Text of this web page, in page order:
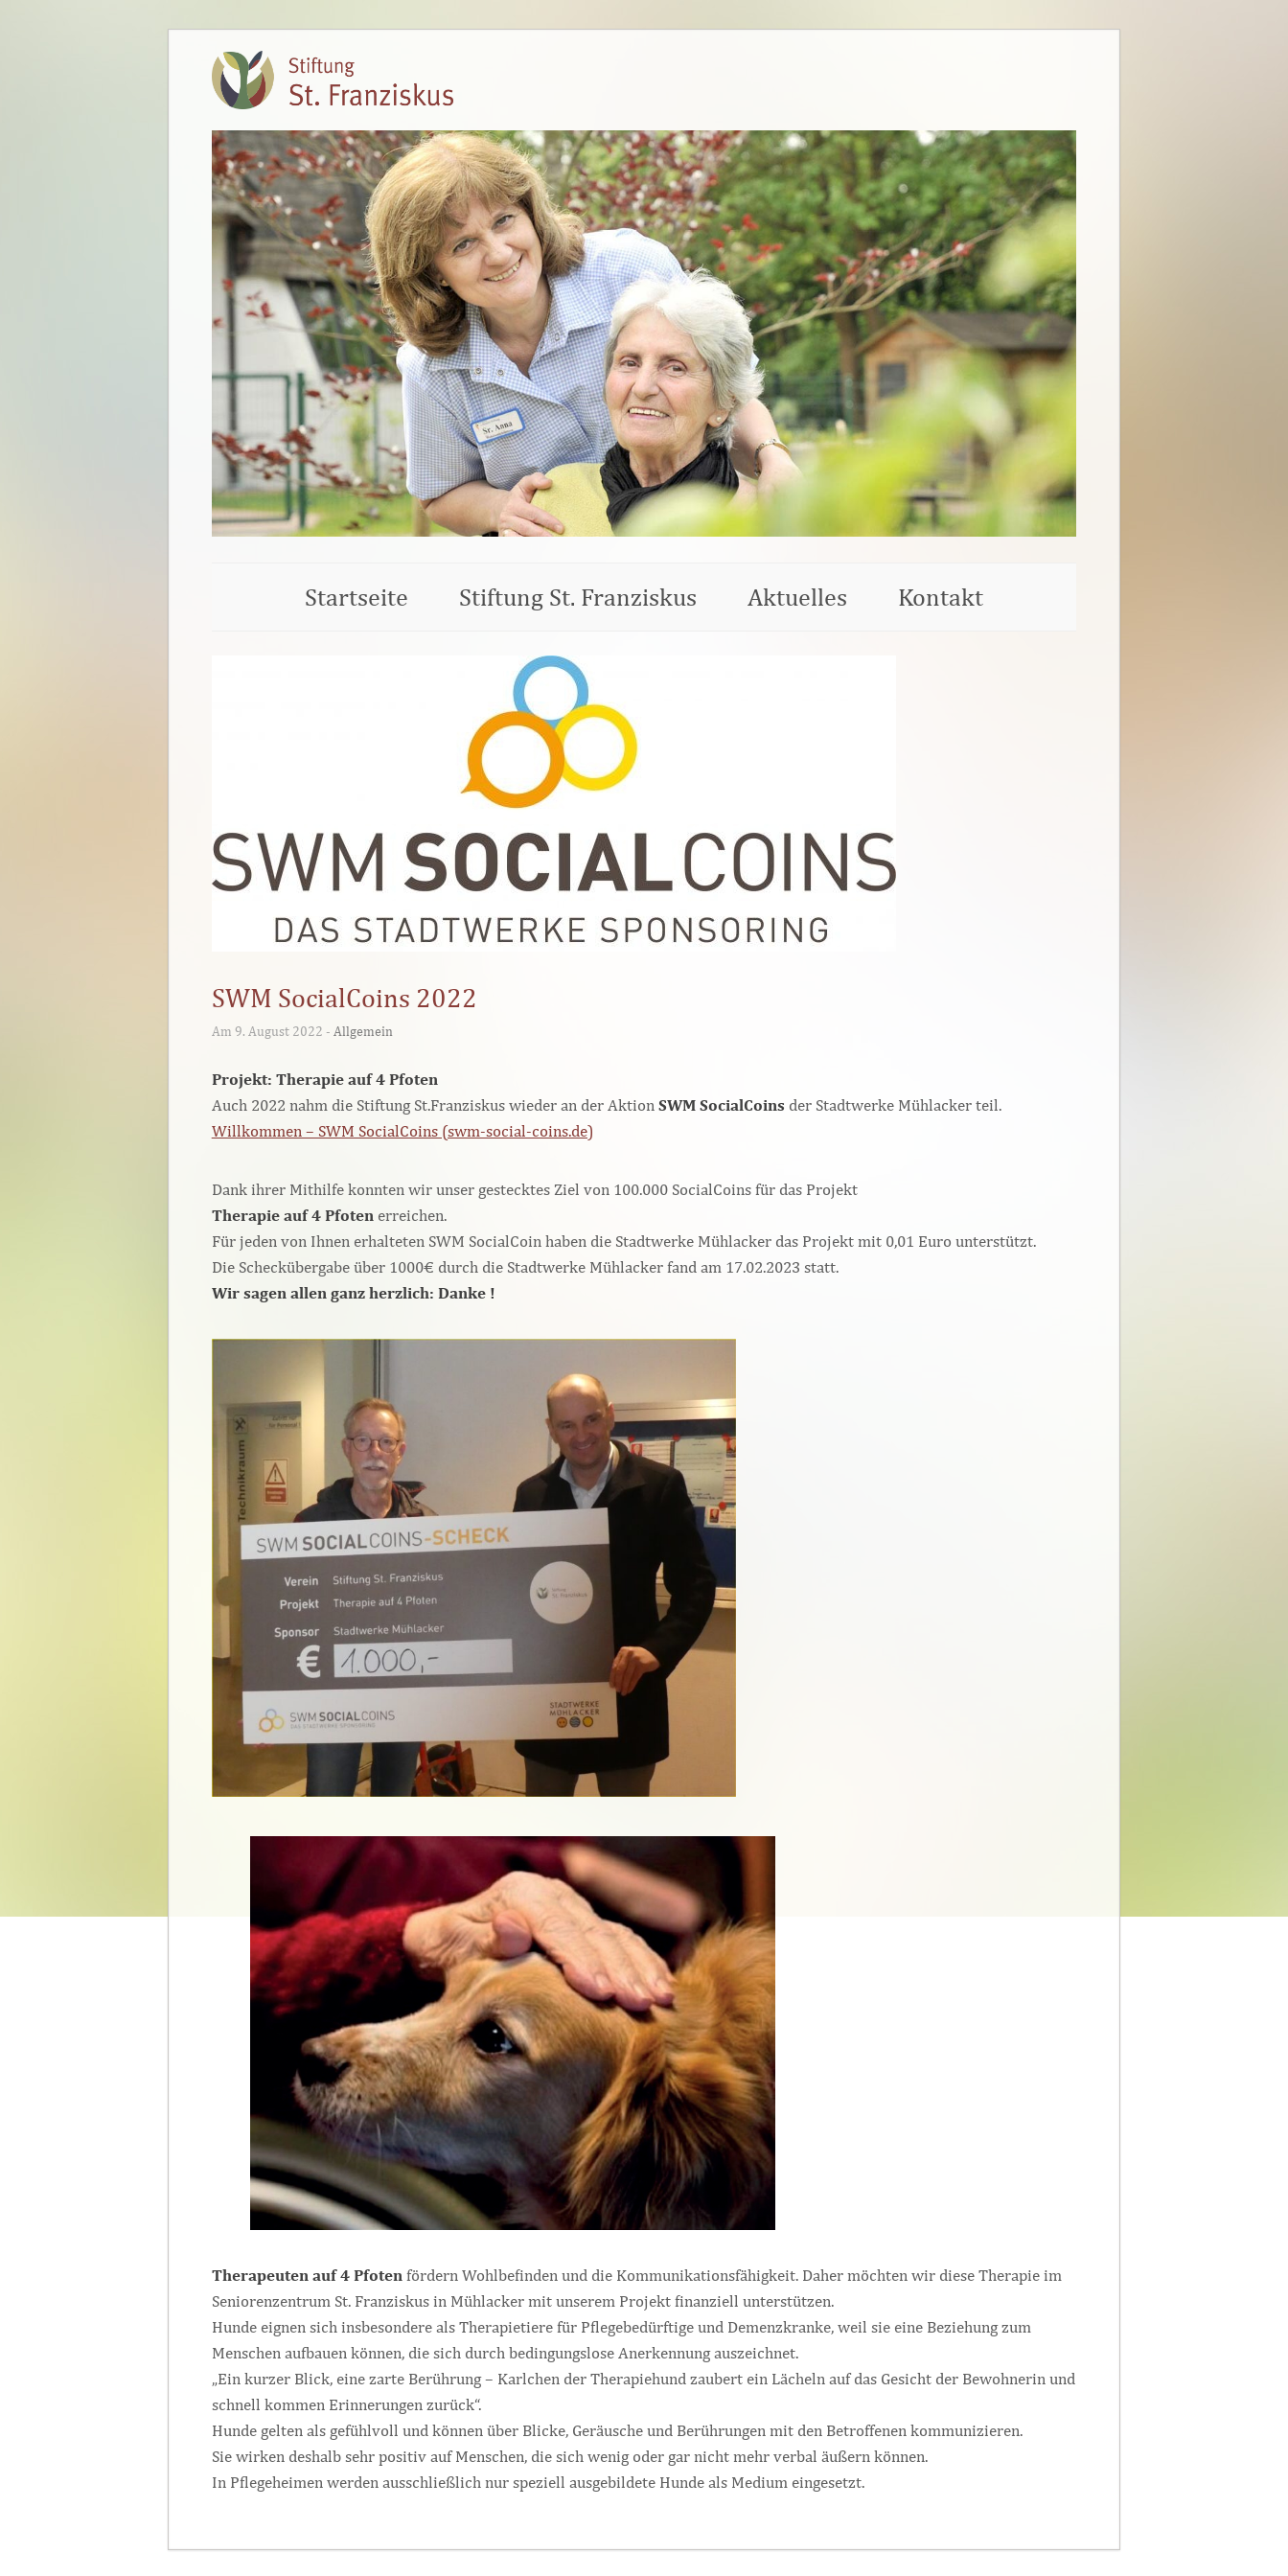
Startseite Stiftung St. Franziskus Aktuelles Kontakt
SWM SocialCoins 2022
Am 9. August 2022 - Allgemein
Projekt: Therapie auf 4 Pfoten
Auch 2022 nahm die Stiftung St.Franziskus wieder an der Aktion SWM SocialCoins der Stadtwerke Mühlacker teil.
Willkommen – SWM SocialCoins (swm-social-coins.de)
Dank ihrer Mithilfe konnten wir unser gestecktes Ziel von 100.000 SocialCoins für das Projekt
Therapie auf 4 Pfoten erreichen.
Für jeden von Ihnen erhalteten SWM SocialCoin haben die Stadtwerke Mühlacker das Projekt mit 0,01 Euro unterstützt.
Die Scheckübergabe über 1000€ durch die Stadtwerke Mühlacker fand am 17.02.2023 statt.
Wir sagen allen ganz herzlich: Danke !
Therapeuten auf 4 Pfoten fördern Wohlbefinden und die Kommunikationsfähigkeit. Daher möchten wir diese Therapie im
Seniorenzentrum St. Franziskus in Mühlacker mit unserem Projekt finanziell unterstützen.
Hunde eignen sich insbesondere als Therapietiere für Pflegebedürftige und Demenzkranke, weil sie eine Beziehung zum
Menschen aufbauen können, die sich durch bedingungslose Anerkennung auszeichnet.
„Ein kurzer Blick, eine zarte Berührung – Karlchen der Therapiehund zaubert ein Lächeln auf das Gesicht der Bewohnerin und
schnell kommen Erinnerungen zurück“.
Hunde gelten als gefühlvoll und können über Blicke, Geräusche und Berührungen mit den Betroffenen kommunizieren.
Sie wirken deshalb sehr positiv auf Menschen, die sich wenig oder gar nicht mehr verbal äußern können.
In Pflegeheimen werden ausschließlich nur speziell ausgebildete Hunde als Medium eingesetzt.